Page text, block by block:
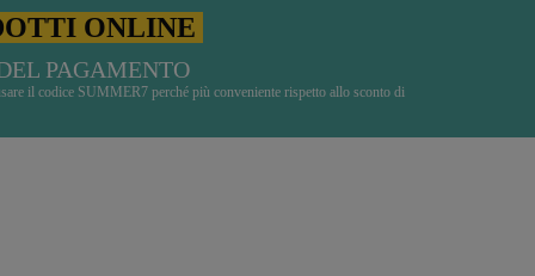
ONLINE
PAGAMENTO
il codice SUMMER7 perché più conveniente rispetto allo sconto di